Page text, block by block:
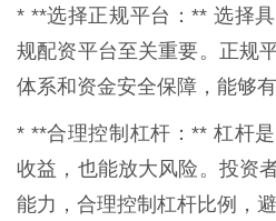
* **选择正规平台：** 选择
规配资平台至关重要。正规
体系和资金安全保障，能够
* **合理控制杠杆：** 杠杆
收益，也能放大风险。投资
能力，合理控制杠杆比例，避